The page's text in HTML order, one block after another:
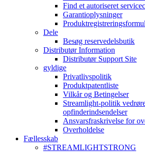
Find et autoriseret
Garantioplysninger
Dele
Besøg reservedelsbutik
Distributør Information
Distributør Support Site
gyldige
Privatlivspolitik
Produktpatentliste
Vilkår og Betingelser
Streamlight-politik
opfinderindsendelser
Ansvarsfraskrivelse for
Overholdelse
Fællesskab
#STREAMLIGHTSTRONG